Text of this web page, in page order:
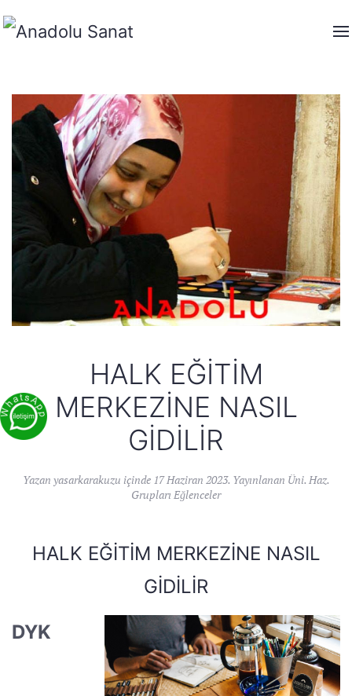
HALK EĞITIM
MERKEZINE NASIL
GIDILIR
Yazan yasarkarakuzu içinde 17 Haziran 2023. Yayınlanan Üni. Haz.
Grupları Eğlenceler
HALK EĞITIM MERKEZINE NASIL
GIDILIR
DYK